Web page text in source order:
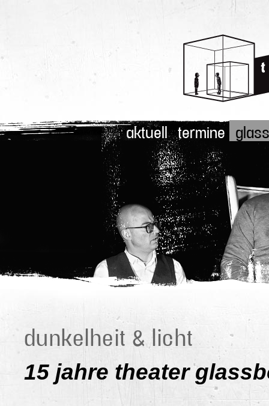
aktuell termine
dunkelheit & licht
15 jahre theater